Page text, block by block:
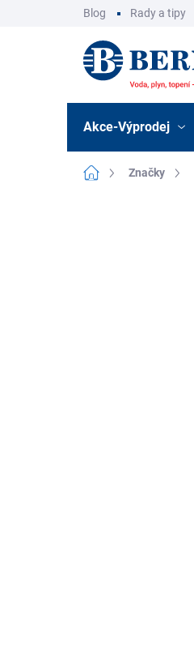
Blog Rady a tipy
Akce-Výprodej
Domů Značky